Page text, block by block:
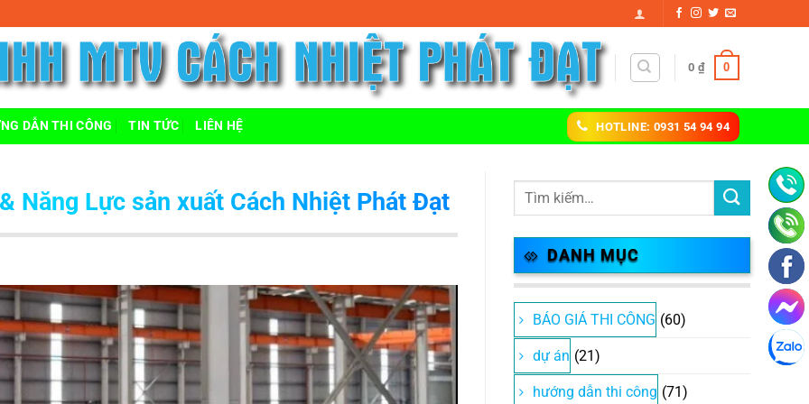
0 ₫ 0
DẪN THI CÔNG TIN TỨC LIÊN HỆ HOTLINE: 0931 54 94 94
Năng Lực sản xuất Cách Nhiệt Phát Đạt
DANH MỤC
BÁO GIÁ THI CÔNG (60)
dự án (21)
hướng dẫn thi công (71)